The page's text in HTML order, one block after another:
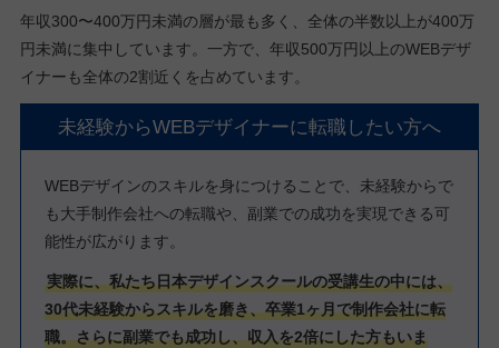
年収300〜400万円未満の層が最も多く、全体の半数以上が400万
円未満に集中しています。一方で、年収500万円以上のWEBデザ
イナーも全体の2割近くを占めています。
未経験からWEBデザイナーに転職したい方へ
WEBデザインのスキルを身につけることで、未経験からで
も大手制作会社への転職や、副業での成功を実現できる可
能性が広がります。
実際に、私たち日本デザインスクールの受講生の中には、
30代未経験からスキルを磨き、卒業1ヶ月で制作会社に転
職。さらに副業でも成功し、収入を2倍にした方もいま